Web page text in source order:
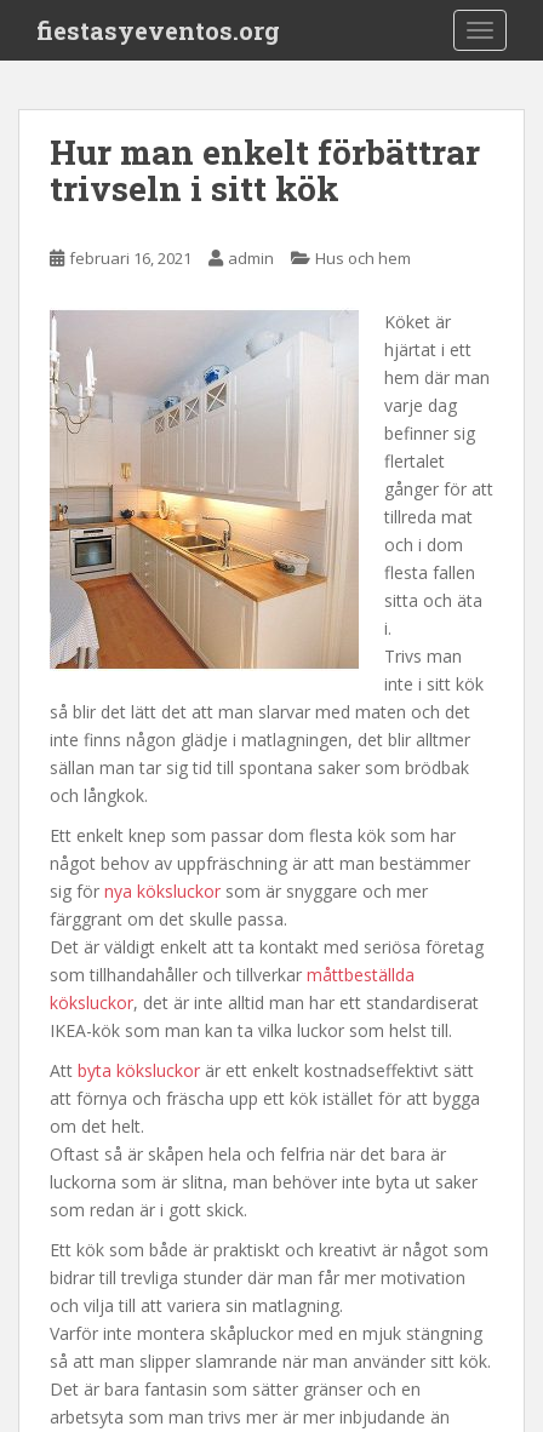
i
fiestasyeventos.org
Hur man enkelt förbättrar
trivseln i sitt kök
februari 16, 2021 admin Hus och hem
Köket är
hjärtat i ett
hem där man
varje dag
befinner sig
flertalet
gånger för att
tillreda mat
och i dom
flesta fallen
sitta och äta
i.
Trivs man
inte i sitt kök
så blir det lätt det att man slarvar med maten och det
inte finns någon glädje i matlagningen, det blir alltmer
sällan man tar sig tid till spontana saker som brödbak
och långkok.
Ett enkelt knep som passar dom flesta kök som har
något behov av uppfräschning är att man bestämmer
sig för nya köksluckor som är snyggare och mer
färggrant om det skulle passa.
Det är väldigt enkelt att ta kontakt med seriösa företag
som tillhandahåller och tillverkar måttbeställda
köksluckor, det är inte alltid man har ett standardiserat
IKEA-kök som man kan ta vilka luckor som helst till.
Att byta köksluckor är ett enkelt kostnadseffektivt sätt
att förnya och fräscha upp ett kök istället för att bygga
om det helt.
Oftast så är skåpen hela och felfria när det bara är
luckorna som är slitna, man behöver inte byta ut saker
som redan är i gott skick.
Ett kök som både är praktiskt och kreativt är något som
bidrar till trevliga stunder där man får mer motivation
och vilja till att variera sin matlagning.
Varför inte montera skåpluckor med en mjuk stängning
så att man slipper slamrande när man använder sitt kök.
Det är bara fantasin som sätter gränser och en
arbetsyta som man trivs mer är mer inbjudande än